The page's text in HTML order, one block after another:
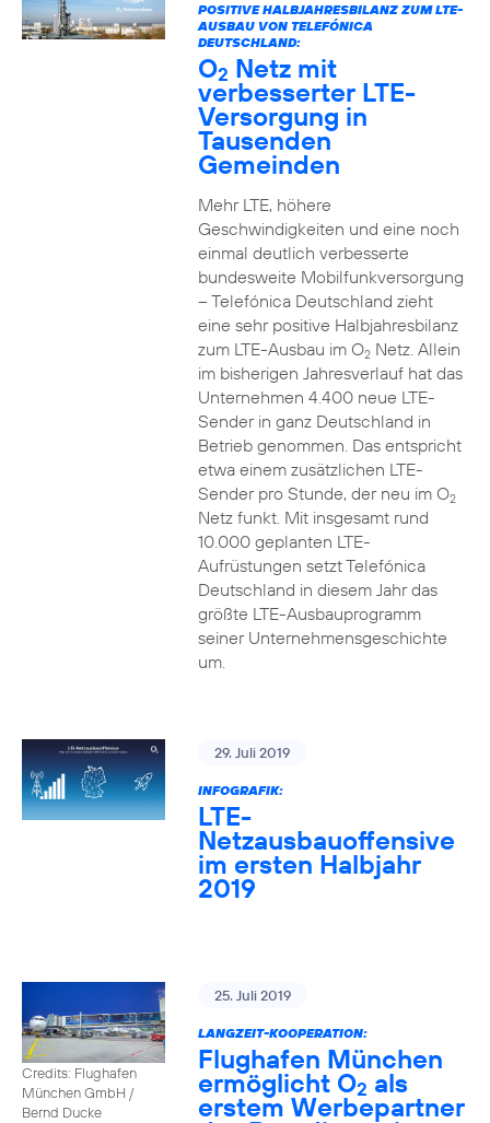
POSITIVE HALBJAHRESBILANZ ZUM LTE-
AUSBAU VON TELEFÓNICA
DEUTSCHLAND:
O2 Netz mit
verbesserter LTE-
Versorgung in
Tausenden
Gemeinden
Mehr LTE, höhere
Geschwindigkeiten und eine noch
einmal deutlich verbesserte
bundesweite Mobilfunkversorgung
– Telefónica Deutschland zieht
eine sehr positive Halbjahresbilanz
zum LTE-Ausbau im O2Netz. Allein
im bisherigen Jahresverlauf hat das
Unternehmen 4.400 neue LTE-
Sender in ganz Deutschland in
Betrieb genommen. Das entspricht
etwa einem zusätzlichen LTE-
Sender pro Stunde, der neu im O2
Netz funkt. Mit insgesamt rund
10.000 geplanten LTE-
Aufrüstungen setzt Telefónica
Deutschland in diesem Jahr das
größte LTE-Ausbauprogramm
seiner Unternehmensgeschichte
um.
29. Juli 2019
INFOGRAFIK:
LTE-
Netzausbauoffensive
im ersten Halbjahr
2019
Credits: Flughafen
München GmbH /
Bernd Ducke
25. Juli 2019
LANGZEIT-KOOPERATION:
Flughafen München
ermöglicht O2 als
erstem Werbepartner